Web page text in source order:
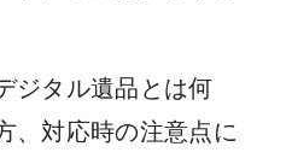
ジタル遺品とは何
、対応時の注意点に